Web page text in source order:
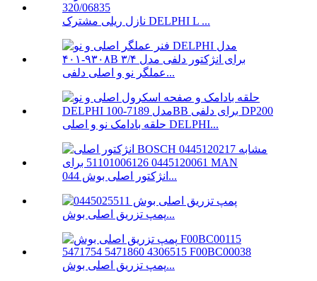
نازل ریلی مشترک DELPHI L ...
عملگر نو و اصلی دلفی...
حلقه بادامک نو و اصلی DELPHI...
انژکتور اصلی بوش 044...
پمپ تزریق اصلی بوش...
پمپ تزریق اصلی بوش...